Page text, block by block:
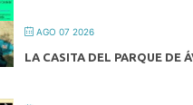
AGO 07 2026
LA CASITA DEL PARQUE DE